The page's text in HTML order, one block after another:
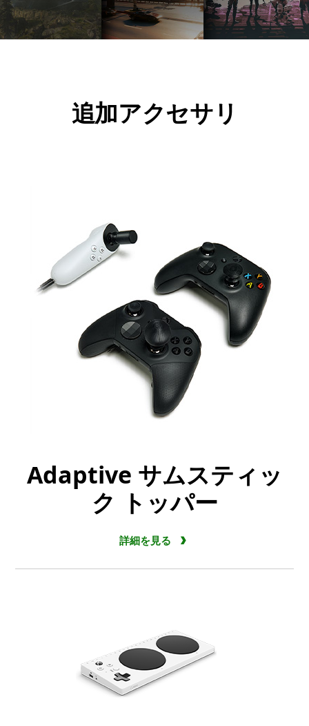
追加アクセサリ
Adaptive サムスティッ
ク トッパー
詳細を見る